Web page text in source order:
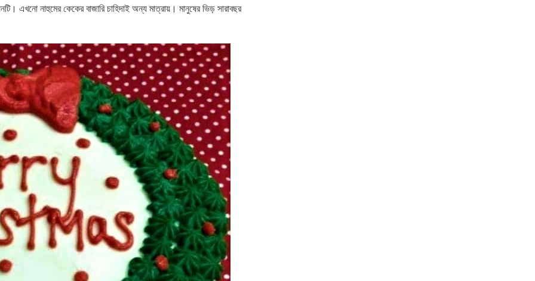
এখনো নাহুমের কেকের বাজারি চাহিদাই অন্য মাত্রায়। মানুষের ভিড় সারাবছর